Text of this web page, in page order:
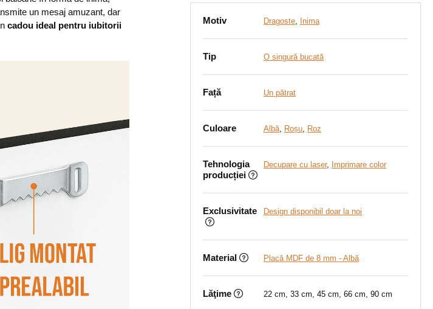
un mesaj amuzant, dar
cadou ideal pentru iubitorii
Motiv Dragoste, Inima
Tip O singură bucată
Față Un pătrat
Culoare Albă, Roșu, Roz
Tehnologia
producției
Decupare cu laser, Imprimare color
Exclusivitate Design disponibil doar la noi
Material Placă MDF de 8 mm - Albă
Lăţime 22 cm, 33 cm, 45 cm, 66 cm, 90 cm